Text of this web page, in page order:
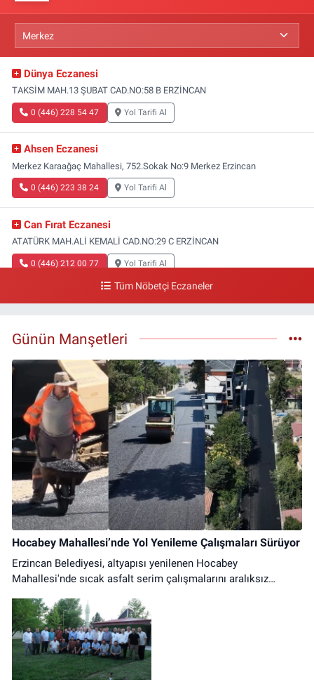
Dünya Eczanesi
TAKSİM MAH.13 ŞUBAT CAD.NO:58 B ERZİNCAN
0 (446) 228 54 47 Yol Tarifi Al
Ahsen Eczanesi
Merkez Karaağaç Mahallesi, 752.Sokak No:9 Merkez Erzincan
0 (446) 223 38 24 Yol Tarifi Al
Can Fırat Eczanesi
ATATÜRK MAH.ALİ KEMALİ CAD.NO:29 C ERZİNCAN
0 (446) 212 00 77 Yol Tarifi Al
0 (446) 212 10 20
Tüm Nöbetçi Eczaneler
Günün Manşetleri
Hocabey Mahallesi’nde Yol Yenileme Çalışmaları Sürüyor
Erzincan Belediyesi, altyapısı yenilenen Hocabey
Mahallesi'nde sıcak asfalt serim çalışmalarını aralıksız